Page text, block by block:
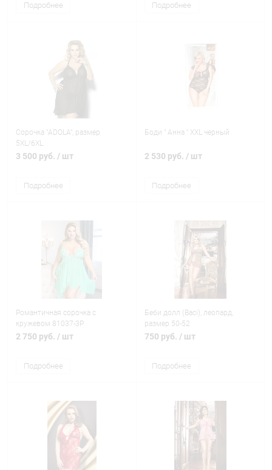
Подробнее Подробнее
Сорочка "ADOLA", размер
5XL/6XL
3 500 руб. / шт
Подробнее
Боди " Анна " XXL черный
2 530 руб. / шт
Подробнее
Романтичная сорочка с
кружевом 81037-3P
2 750 руб. / шт
Подробнее
Беби долл (Baci), леопард,
размер 50-52
750 руб. / шт
Подробнее